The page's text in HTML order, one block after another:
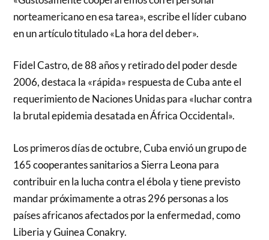
norteamericano en esa tarea», escribe el líder cubano
en un artículo titulado «La hora del deber».
Fidel Castro, de 88 años y retirado del poder desde
2006, destaca la «rápida» respuesta de Cuba ante el
requerimiento de Naciones Unidas para «luchar contra
la brutal epidemia desatada en África Occidental».
Los primeros días de octubre, Cuba envió un grupo de
165 cooperantes sanitarios a Sierra Leona para
contribuir en la lucha contra el ébola y tiene previsto
mandar próximamente a otras 296 personas a los
países africanos afectados por la enfermedad, como
Liberia y Guinea Conakry.